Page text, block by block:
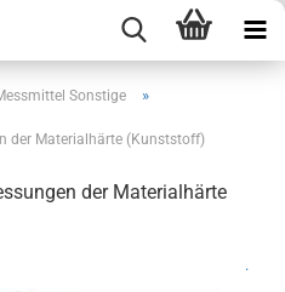
Sonstige »
der Materialhärte (Kunststoff)
der Materialhärte
.